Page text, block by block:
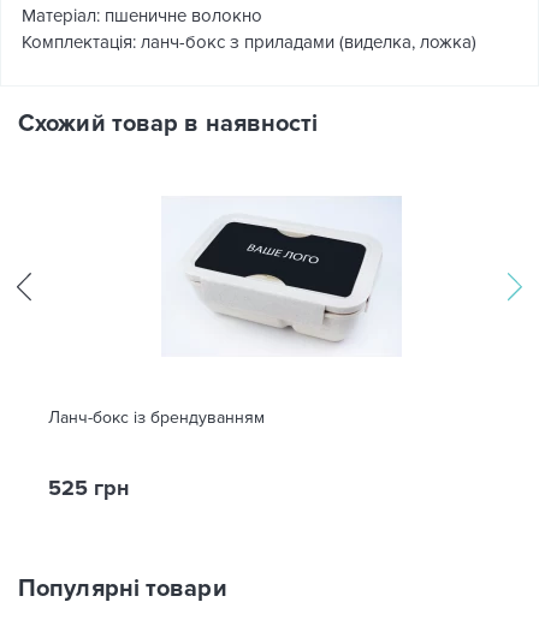
Матеріал: пшеничне волокно
Комплектація: ланч-бокс з приладами (виделка, ложка)
Схожий товар в наявності
Ланч-бокс із брендуванням
525 грн
Популярні товари